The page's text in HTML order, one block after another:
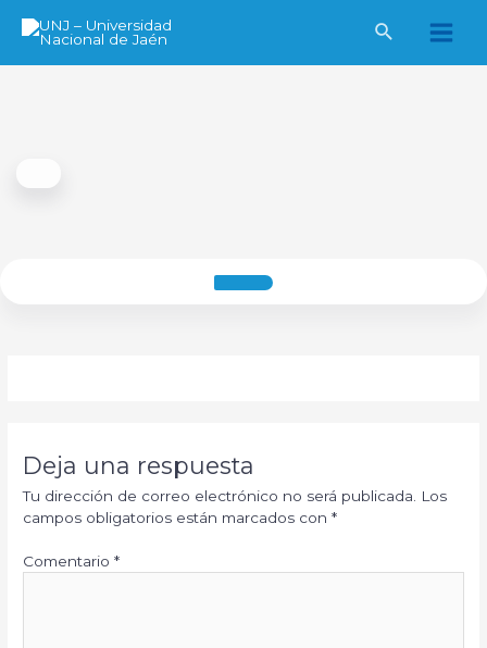
Main
Deja una respuesta
Tu dirección de correo electrónico no será publicada.
Los
campos obligatorios están marcados con*
Comentario*